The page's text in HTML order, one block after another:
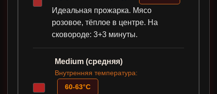
Идеальная прожарка. Мясо
розовое, тёплое в центре. На
сковороде: 3+3 минуты.
Medium (средняя)
Внутренняя температура:
60-63°C